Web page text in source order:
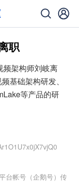
职
频架构师刘岐离
基础架构研发、
等产品的研
台帐号（企鹅号）传